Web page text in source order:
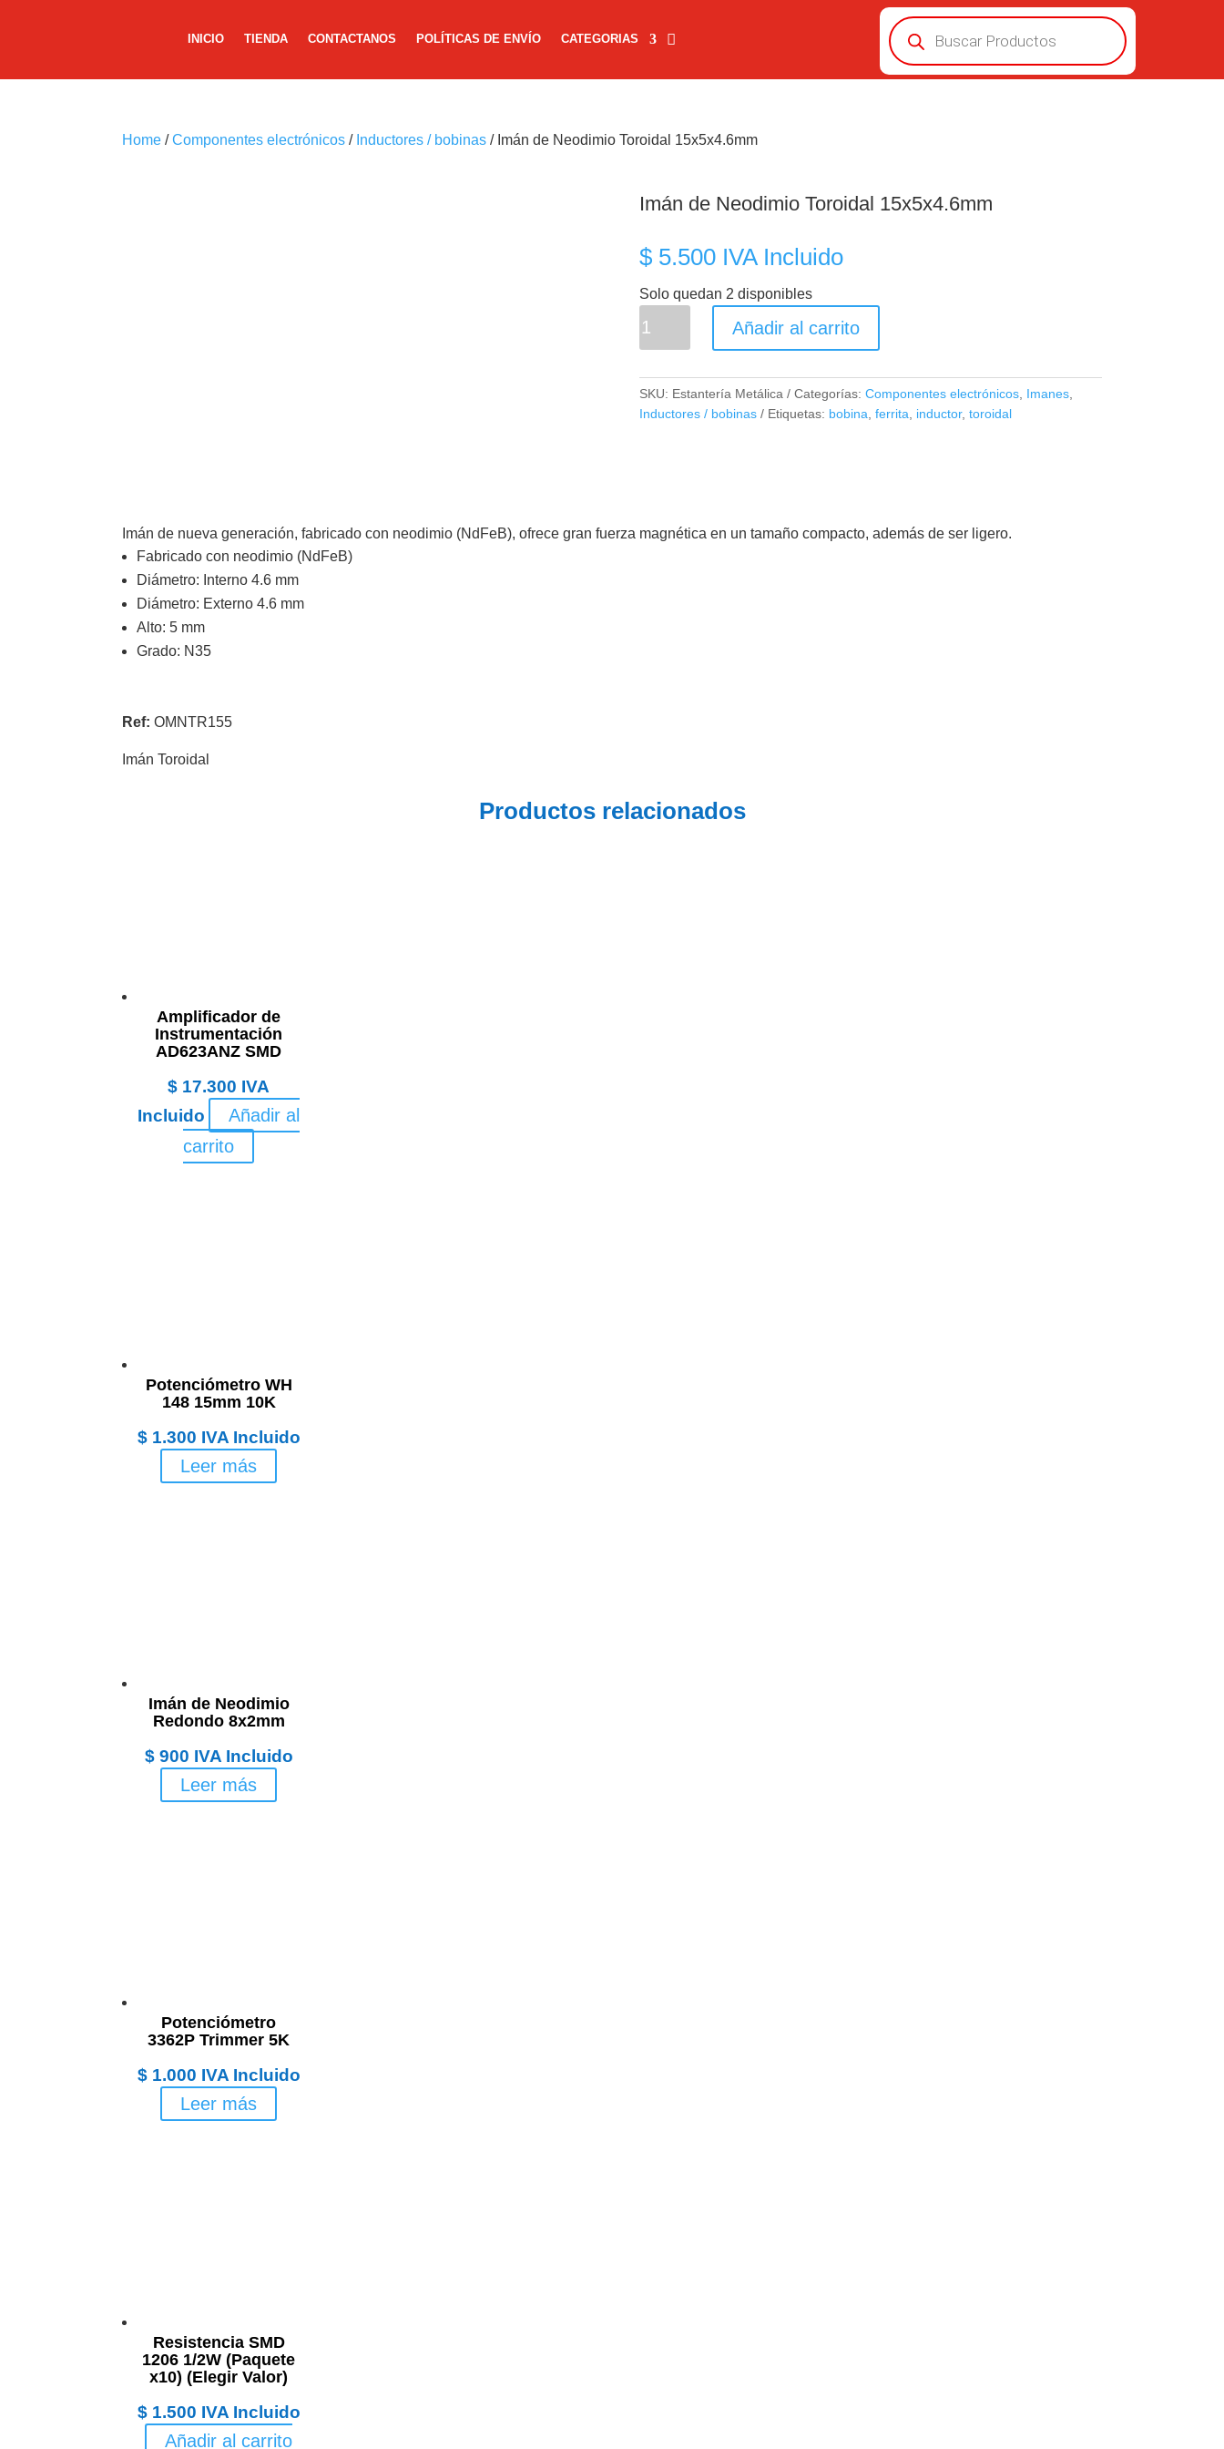
INICIO TIENDA CONTACTANOS POLÍTICAS DE ENVÍO CATEGORIAS
Búsqueda
de
productos
Home /Componentes electrónicos / Inductores / bobinas / Imán de Neodimio Toroidal 15x5x4.6mm
Imán de Neodimio Toroidal 15x5x4.6mm
$5.500 IVA Incluido
Solo quedan 2 disponibles
de
15x5x4.6mm
Añadir al carrito
SKU: Estantería Metálica Categorías: Componentes electrónicos, Imanes,
Inductores / bobinas
Etiquetas: bobina ferrita inductor, toroidal
Imán de nueva generación, fabricado con neodimio (NdFeB), ofrece gran fuerza magnética en un tamaño compacto, además de ser ligero.
Fabricado con neodimio (NdFeB)
Diámetro: Interno 4.6 mm
Diámetro: Externo 4.6 mm
Alto: 5 mm
Grado: N35
Ref: OMNTR155
Imán Toroidal
Productos relacionados
Amplificador de
Instrumentación
AD623ANZ SMD
$ 17.300 IVA
Incluido
Añadir al
carrito
Potenciómetro WH
148 15mm 10K
$1.300 IVA Incluido
Leer más
Imán de Neodimio
Redondo 8x2mm
$900 IVA Incluido
Leer más
Potenciómetro
3362P Trimmer 5K
$1.000 IVA Incluido
Leer más
Resistencia SMD
1206 1/2W (Paquete
x10) (Elegir Valor)
$1.500 IVA Incluido
Añadir al carrito